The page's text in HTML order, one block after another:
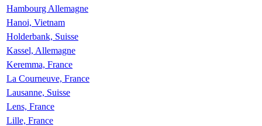
Hambourg Allemagne
Hanoi, Vietnam
Holderbank, Suisse
Kassel, Allemagne
Keremma, France
La Courneuve, France
Lausanne, Suisse
Lens, France
Lille, France